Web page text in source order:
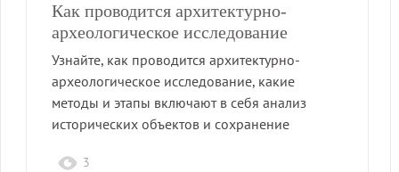
Как проводится архитектурно-
археологическое исследование
Узнайте, как проводится архитектурно-
археологическое исследование, какие
методы и этапы включают в себя анализ
исторических объектов и сохранение
3